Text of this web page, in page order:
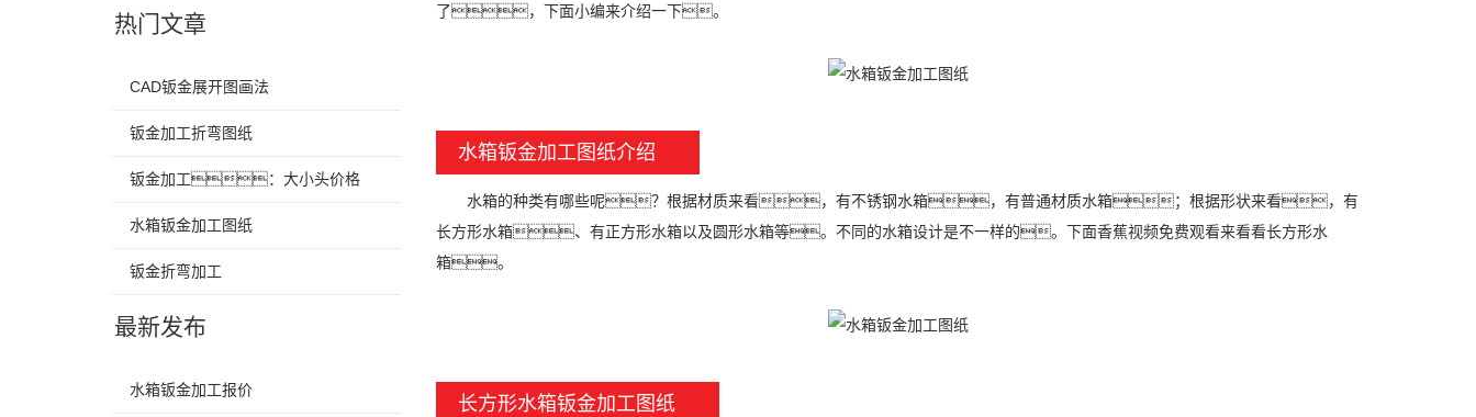
了，下面小编来介绍一下。
水箱钣金加工图纸介绍
水箱的种类有哪些呢？根据材质来看，有不锈钢水箱，有普通材质水箱；根据形状来看，有
长方形水箱、有正方形水箱以及圆形水箱等。不同的水箱设计是不一样的。下面香蕉视频免费观看来看看长方形水
箱。
长方形水箱钣金加工图纸
热门文章
CAD钣金展开图画法
钣金加工折弯图纸
钣金加工：大小头价格
水箱钣金加工图纸
钣金折弯加工
最新发布
水箱钣金加工报价